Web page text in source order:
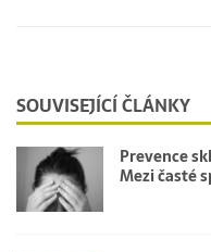
SOUVISEJÍCÍ ČLÁNKY
Prevence
Mezi časté